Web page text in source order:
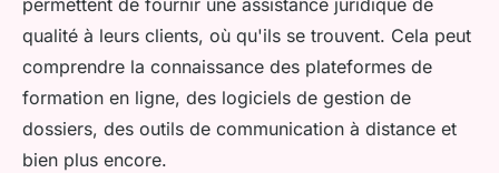
permettent de fournir une assistance juridique de
qualité à leurs clients, où qu'ils se trouvent. Cela peut
comprendre la connaissance des plateformes de
formation en ligne, des logiciels de gestion de
dossiers, des outils de communication à distance et
bien plus encore.